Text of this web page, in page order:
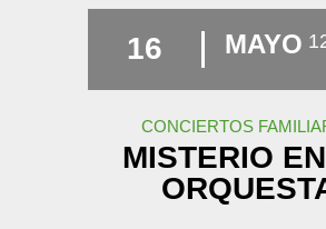
16 MAYO
CONCIERTOS
MISTERIO